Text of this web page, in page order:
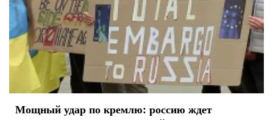
Мощный удар по кремлю: россию ждет